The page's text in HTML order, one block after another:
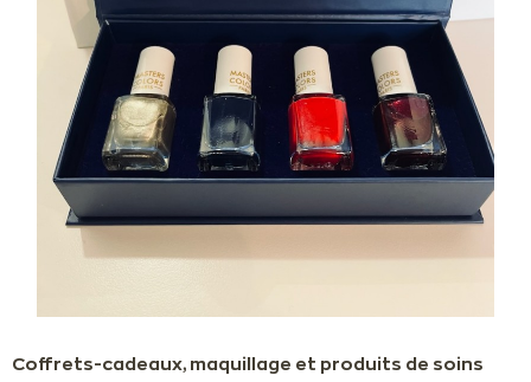
Coffrets-cadeaux, maquillage et produits de soins